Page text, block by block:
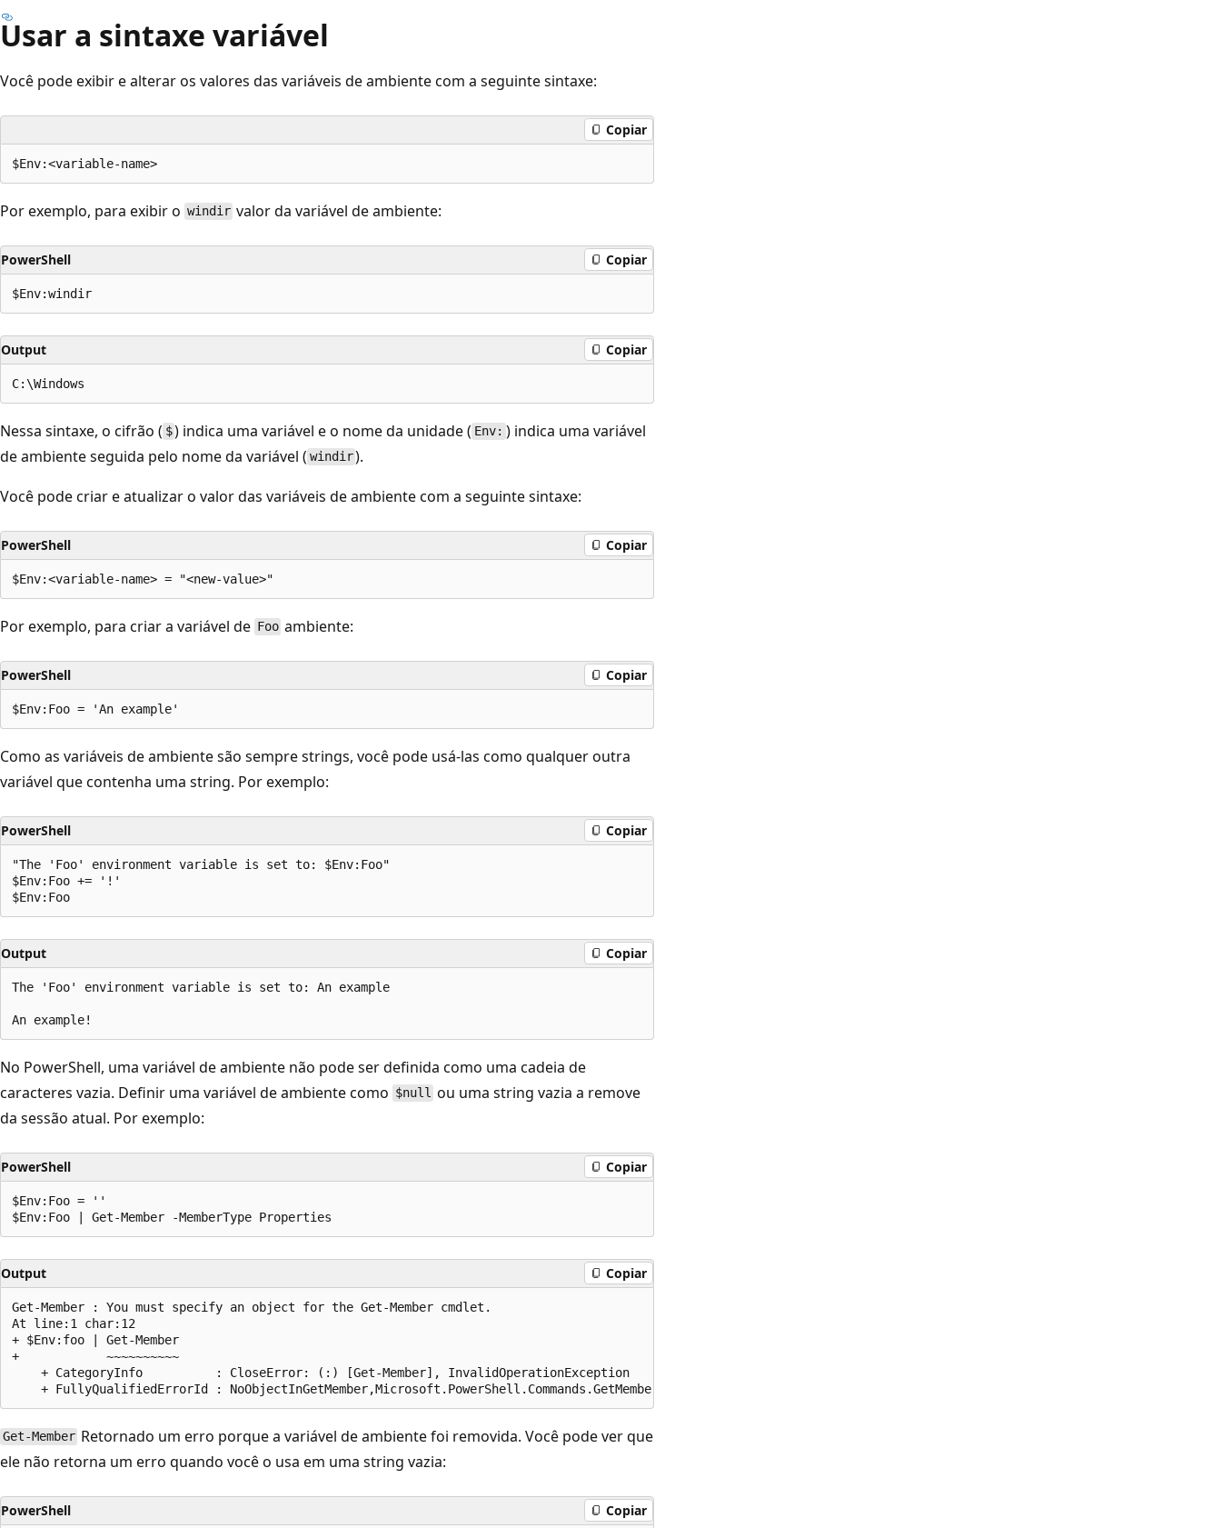
Usar a sintaxe variável
Você pode exibir e alterar os valores das variáveis de ambiente com a seguinte sintaxe:
Copiar
Por exemplo, para exibir o windir valor da variável de ambiente:
PowerShell Copiar
Output Copiar
Nessa sintaxe, o cifrão ( $) indica uma variável e o nome da unidade ( Env: ) indica uma variável
de ambiente seguida pelo nome da variável ( windir).
Você pode criar e atualizar o valor das variáveis de ambiente com a seguinte sintaxe:
PowerShell Copiar
Por exemplo, para criar a variável de Foo ambiente:
PowerShell Copiar
Como as variáveis de ambiente são sempre strings, você pode usá-las como qualquer outra
variável que contenha uma string. Por exemplo:
PowerShell Copiar
"The 'Foo' environment variable is set to: $Env:Foo"
$Env:Foo += '!'
Output Copiar
The 'Foo' environment variable is set to: An example
No PowerShell, uma variável de ambiente não pode ser definida como uma cadeia de
caracteres vazia. Definir uma variável de ambiente como $null ou uma string vazia a remove
da sessão atual. Por exemplo:
PowerShell Copiar
$Env:Foo = ''
Output Copiar
Get-Member : You must specify an object for the Get-Member cmdlet.
At line:1 char:12
+ $Env:foo | Get-Member
+            ~~~~~~~~~~
    + CategoryInfo          : CloseError: (:) [Get-Member], InvalidOperationException
Get-Member Retornado um erro porque a variável de ambiente foi removida. Você pode ver que
ele não retorna um erro quando você o usa em uma string vazia:
PowerShell Copiar